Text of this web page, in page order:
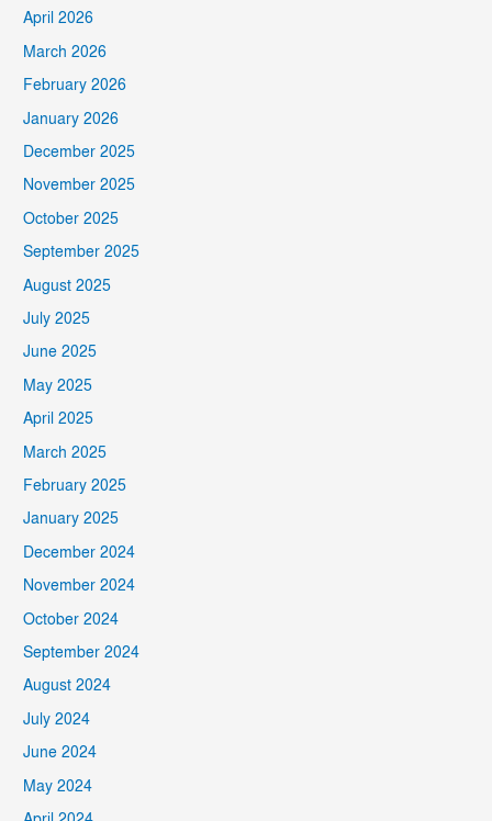
April 2026
March 2026
February 2026
January 2026
December 2025
November 2025
October 2025
September 2025
August 2025
July 2025
June 2025
May 2025
April 2025
March 2025
February 2025
January 2025
December 2024
November 2024
October 2024
September 2024
August 2024
July 2024
June 2024
May 2024